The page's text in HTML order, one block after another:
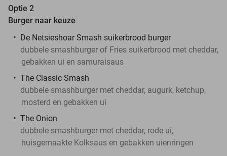
Optie 2
Burger naar keuze
De Netsieshoar Smash suikerbrood burger
dubbele smashburger of Fries suikerbrood met cheddar,
gebakken ui en samuraisaus
The Classic Smash
dubbele smashburger met cheddar, augurk, ketchup,
mosterd en gebakken ui
The Onion
dubbele smashburger met cheddar, rode ui,
huisgemaakte Kolksaus en gebakken uienringen